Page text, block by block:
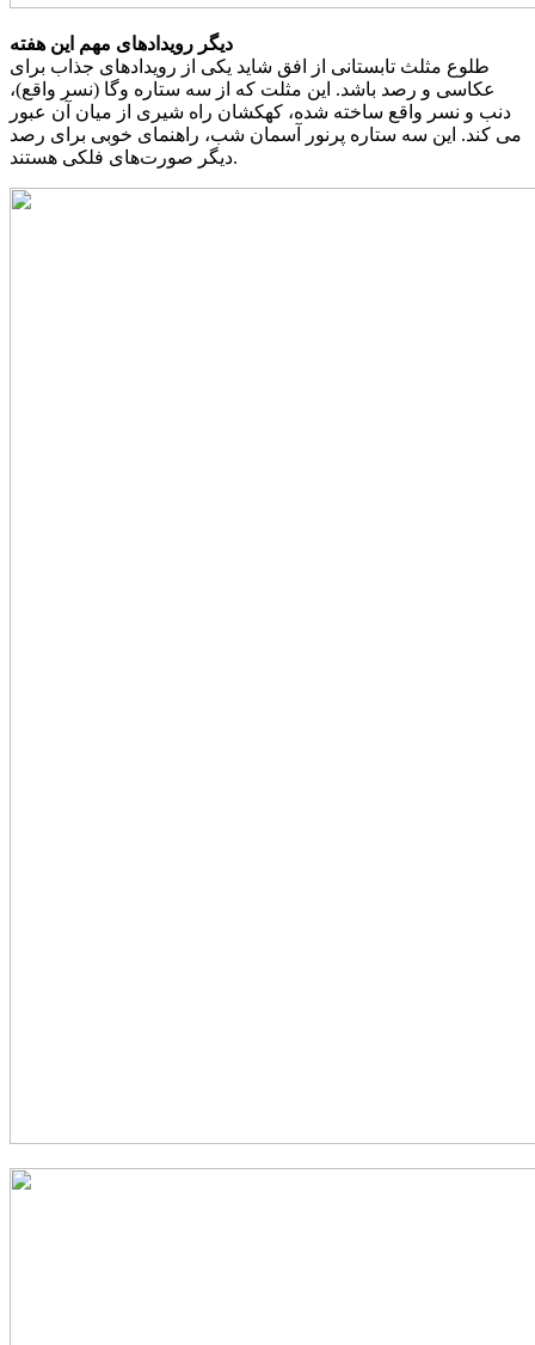
دیگر رویدادهای مهم این هفته
طلوع مثلث تابستانی از افق شاید یکی از رویدادهای جذاب برای
عکاسی و رصد باشد. این مثلت که از سه ستاره وگا (نسر واقع)،
دنب و نسر واقع ساخته شده، کهکشان راه شیری از میان آن عبور
می کند. این سه ستاره پرنور آسمان شب، راهنمای خوبی برای رصد
دیگر صورت‌های فلکی هستند.